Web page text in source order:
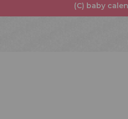
(C) baby